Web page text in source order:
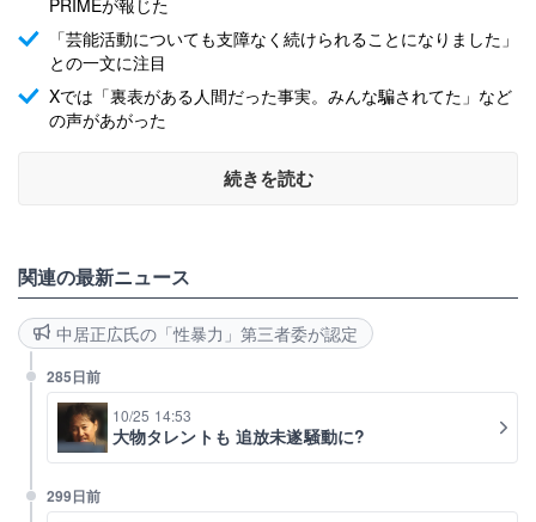
「芸能活動についても支障なく続けられることになりました」
との一文に注目
Xでは「裏表がある人間だった事実。みんな騙されてた」など
の声があがった
続きを読む
関連の最新ニュース
中居正広氏の「性暴力」第三者委が認定
285日前
10/25 14:53
大物タレントも 追放未遂騒動に?
299日前